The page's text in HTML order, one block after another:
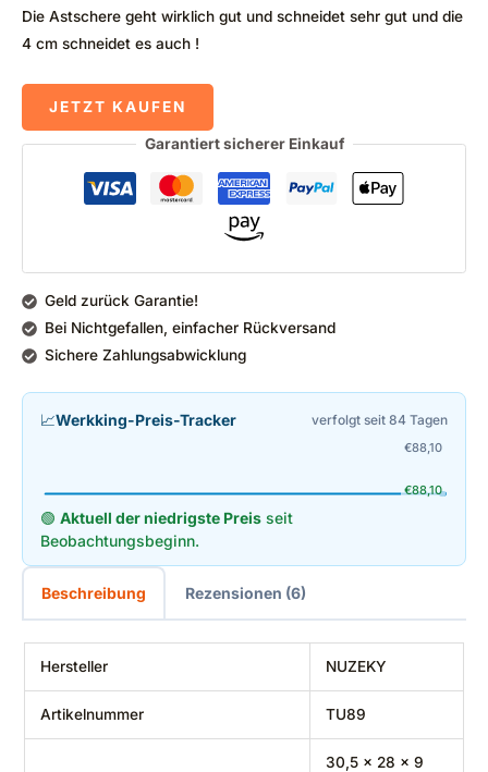
Die Astschere geht wirklich gut und schneidet sehr gut und die
4 cm schneidet es auch !
JETZT KAUFEN
Garantiert sicherer Einkauf
Geld zurück Garantie!
Bei Nichtgefallen, einfacher Rückversand
Sichere Zahlungsabwicklung
📈Werkking-Preis-Tracker verfolgt seit 84 Tagen
€88,10
€88,10
🟢 Aktuell der niedrigste Preis seit
Beobachtungsbeginn.
Beschreibung Rezensionen (6)
Hersteller ‎NUZEKY
Artikelnummer ‎TU89
‎30,5 x 28 x 9